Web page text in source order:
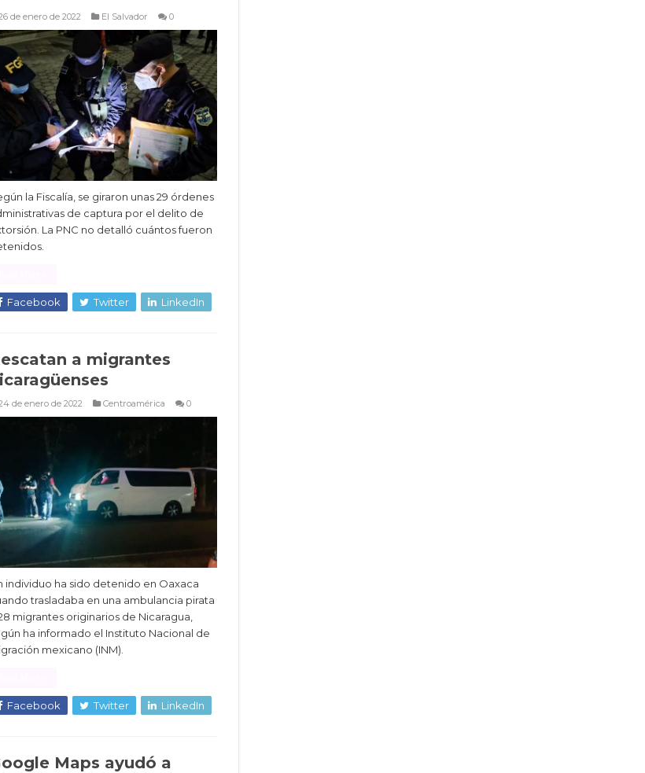
de enero de 2022 El Salvador 0
la Fiscalía, se giraron unas 29 órdenes
de captura por el delito de
La PNC no detalló cuántos fueron
Facebook Twitter LinkedIn
a migrantes
de enero de 2022 Centroamérica 0
individuo ha sido detenido en Oaxaca
trasladaba en una ambulancia pirata
migrantes originarios de Nicaragua,
ha informado el Instituto Nacional de
mexicano (INM).
Facebook Twitter LinkedIn
Maps ayudó a